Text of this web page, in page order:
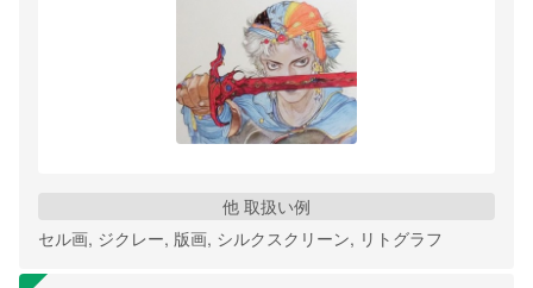
他 取扱い例
セル画, ジクレー, 版画, シルクスクリーン, リトグラフ